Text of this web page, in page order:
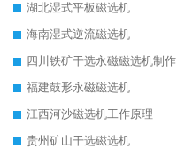
湖北湿式平板磁选机
海南湿式逆流磁选机
四川铁矿干选永磁磁选机制作
福建鼓形永磁磁选机
江西河沙磁选机工作原理
贵州矿山干选磁选机